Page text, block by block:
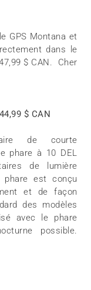
GPS Montana et
dans le
$ CAN. Cher
$ CAN
de courte
phare à 10 DEL
de lumière
est conçu
et de façon
des modèles
avec le phare
possible.